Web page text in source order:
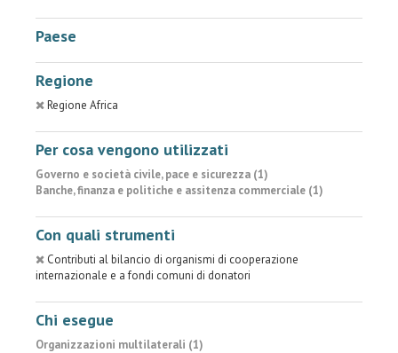
Paese
Regione
Regione Africa
Per cosa vengono utilizzati
Governo e società civile, pace e sicurezza (1)
Banche, finanza e politiche e assitenza commerciale (1)
Con quali strumenti
Contributi al bilancio di organismi di cooperazione
internazionale e a fondi comuni di donatori
Chi esegue
Organizzazioni multilaterali (1)